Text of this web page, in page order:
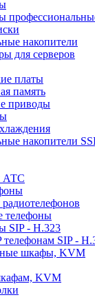
накопители
для серверов
платы
память
приводы
накопители
АТС
телефоны
SIP - H.323
SIP -
шкафы, KVM
KVM